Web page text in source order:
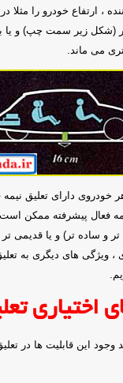
(شکل زیر سمت چپ) و
خودروی دارای تعلیق
فعال پیشرفته ممکن
تر و ساده تر) و یا
، ویژگی های دیگری به
اختیاری
وجود این قابلیت ها در